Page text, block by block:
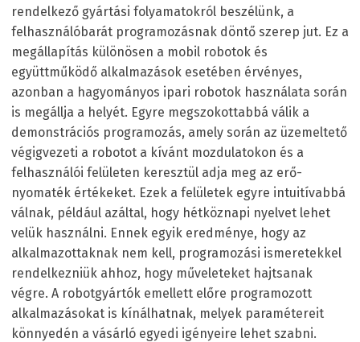
rendelkező gyártási folyamatokról beszélünk, a
felhasználóbarát programozásnak döntő szerep jut. Ez a
megállapítás különösen a mobil robotok és
együttműködő alkalmazások esetében érvényes,
azonban a hagyományos ipari robotok használata során
is megállja a helyét. Egyre megszokottabbá válik a
demonstrációs programozás, amely során az üzemeltető
végigvezeti a robotot a kívánt mozdulatokon és a
felhasználói felületen keresztül adja meg az erő-
nyomaték értékeket. Ezek a felületek egyre intuitívabbá
válnak, például azáltal, hogy hétköznapi nyelvet lehet
velük használni. Ennek egyik eredménye, hogy az
alkalmazottaknak nem kell, programozási ismeretekkel
rendelkezniük ahhoz, hogy műveleteket hajtsanak
végre. A robotgyártók emellett előre programozott
alkalmazásokat is kínálhatnak, melyek paramétereit
könnyedén a vásárló egyedi igényeire lehet szabni.